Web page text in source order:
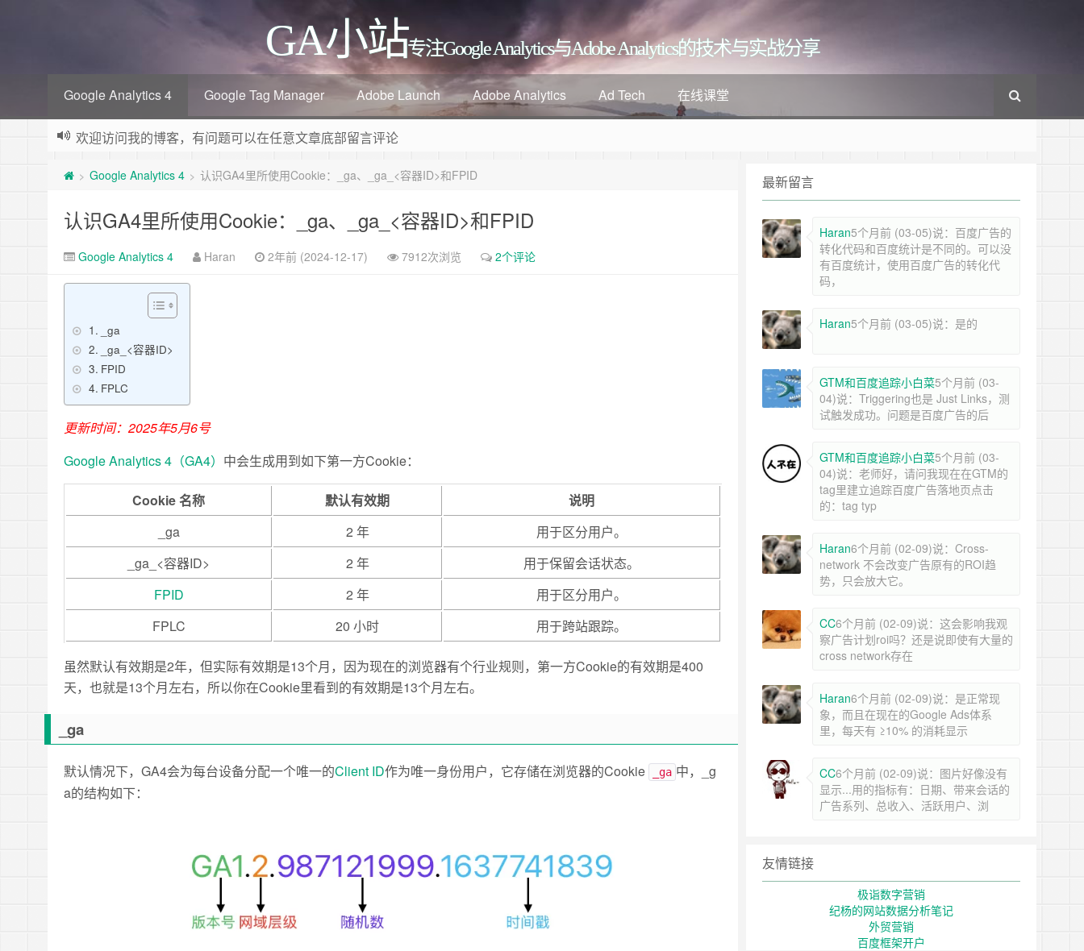
GA小站专注Google Analytics与Adobe Analytics的技术与实战分享
Google Analytics 4 Google Tag Manager Adobe Launch Adobe Analytics Ad Tech 在线课堂
欢迎访问我的博客，有问题可以在任意文章底部留言评论
> Google Analytics 4 > 认识GA4里所使用Cookie：_ga、_ga_<容器ID>和FPID
认识GA4里所使用Cookie：_ga、_ga_<容器ID>和FPID
Google Analytics 4 Haran 2年前 (2024-12-17) 7912次浏览 2个评论
_ga
_ga_<容器ID>
FPID
FPLC
更新时间：2025年5月6号
Google Analytics 4（GA4） 中会生成用到如下第一方Cookie：
Cookie 名称 默认有效期
说明
_ga
2 年
用于区分用户。
_ga_<容器ID>
2 年
用于保留会话状态。
FPID
2 年
用于区分用户。
FPLC
20 小时 用于跨站跟踪。
虽然默认有效期是2年，但实际有效期是13个月，因为现在的浏览器有个行业规则，第一方Cookie的有效期是400
天，也就是13个月左右，所以你在Cookie里看到的有效期是13个月左右。
_ga
默认情况下，GA4会为每台设备分配一个唯一的Client ID作为唯一身份用户，它存储在浏览器的Cookie _ga 中，_g
a的结构如下：
最新留言
Haran5个月前 (03-05)说：百度广告的
转化代码和百度统计是不同的。可以没
有百度统计，使用百度广告的转化代
码，
Haran5个月前 (03-05)说：是的
GTM和百度追踪小白菜5个月前 (03-
04)说：Triggering也是 Just Links，测
试触发成功。问题是百度广告的后
GTM和百度追踪小白菜5个月前 (03-
04)说：老师好，请问我现在在GTM的
tag里建立追踪百度广告落地页点击
的：tag typ
Haran6个月前 (02-09)说：Cross-
network 不会改变广告原有的ROI趋
势，只会放大它。
CC6个月前 (02-09)说：这会影响我观
察广告计划roi吗？还是说即使有大量的
cross network存在
Haran6个月前 (02-09)说：是正常现
象，而且在现在的Google Ads体系
里，每天有 ≥10% 的消耗显示
CC6个月前 (02-09)说：图片好像没有
显示...用的指标有：日期、带来会话的
广告系列、总收入、活跃用户、浏
友情链接
极诣数字营销
纪杨的网站数据分析笔记
外贸营销
百度框架开户